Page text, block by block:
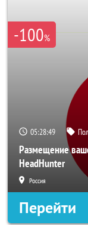
-100%
05:28:46
Размещение
HeadHunter
Россия
Перейти